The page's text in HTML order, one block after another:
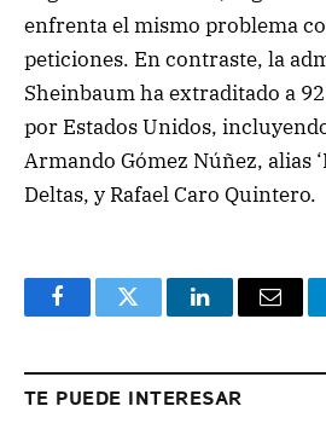
enfrenta el mismo problema
peticiones. En contraste, la
Sheinbaum ha extraditado a
por Estados Unidos,
Armando Gómez Núñez, alias
Deltas, y Rafael Caro Quintero.
FacebookTwitter LinkedInEmail
TE PUEDE INTERESAR